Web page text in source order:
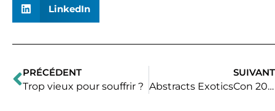
LinkedIn
Précédent
PRÉCÉDENT
Trop vieux pour souffrir ?
SUIVANT
Abstracts ExoticsCon 2024